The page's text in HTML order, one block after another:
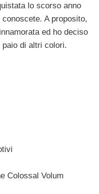
lo scorso anno
A proposito,
ed ho deciso
di altri colori.
Colossal Volum